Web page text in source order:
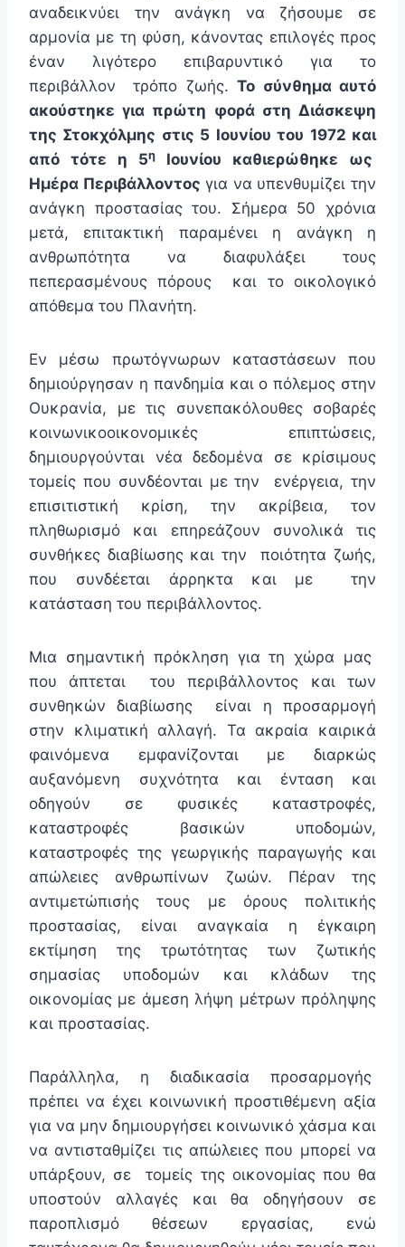
αναδεικνύει την ανάγκη να ζήσουμε σε
αρμονία με τη φύση, κάνοντας επιλογές προς
έναν λιγότερο επιβαρυντικό για το
περιβάλλον τρόπο ζωής. Το σύνθημα αυτό
ακούστηκε για πρώτη φορά στη Διάσκεψη
της Στοκχόλμης στις 5 Ιουνίου του 1972 και
από τότε η 5η
Ιουνίου καθιερώθηκε ως
Ημέρα Περιβάλλοντος για να υπενθυμίζει την
ανάγκη προστασίας του. Σήμερα 50 χρόνια
μετά, επιτακτική παραμένει η ανάγκη η
ανθρωπότητα να διαφυλάξει τους
πεπερασμένους πόρους και το οικολογικό
απόθεμα του Πλανήτη.
Εν μέσω πρωτόγνωρων καταστάσεων που
δημιούργησαν η πανδημία και ο πόλεμος στην
Ουκρανία, με τις συνεπακόλουθες σοβαρές
κοινωνικοοικονομικές επιπτώσεις,
δημιουργούνται νέα δεδομένα σε κρίσιμους
τομείς που συνδέονται με την ενέργεια, την
επισιτιστική κρίση, την ακρίβεια, τον
πληθωρισμό και επηρεάζουν συνολικά τις
συνθήκες διαβίωσης και την ποιότητα ζωής,
που συνδέεται άρρηκτα και με την
κατάσταση του περιβάλλοντος.
Μια σημαντική πρόκληση για τη χώρα μας
που άπτεται του περιβάλλοντος και των
συνθηκών διαβίωσης είναι η προσαρμογή
στην κλιματική αλλαγή. Τα ακραία καιρικά
φαινόμενα εμφανίζονται με διαρκώς
αυξανόμενη συχνότητα και ένταση και
οδηγούν σε φυσικές καταστροφές,
καταστροφές βασικών υποδομών,
καταστροφές της γεωργικής παραγωγής και
απώλειες ανθρωπίνων ζωών. Πέραν της
αντιμετώπισής τους με όρους πολιτικής
προστασίας, είναι αναγκαία η έγκαιρη
εκτίμηση της τρωτότητας των ζωτικής
σημασίας υποδομών και κλάδων της
οικονομίας με άμεση λήψη μέτρων πρόληψης
και προστασίας.
Παράλληλα, η διαδικασία προσαρμογής
πρέπει να έχει κοινωνική προστιθέμενη αξία
για να μην δημιουργήσει κοινωνικό χάσμα και
να αντισταθμίζει τις απώλειες που μπορεί να
υπάρξουν, σε τομείς της οικονομίας που θα
υποστούν αλλαγές και θα οδηγήσουν σε
παροπλισμό θέσεων εργασίας, ενώ